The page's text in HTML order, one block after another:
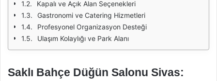
Kapalı ve Açık Alan Seçenekleri
Gastronomi ve Catering Hizmetleri
Profesyonel Organizasyon Desteği
Ulaşım Kolaylığı ve Park Alanı
Saklı Bahçe Düğün Salonu Sivas: